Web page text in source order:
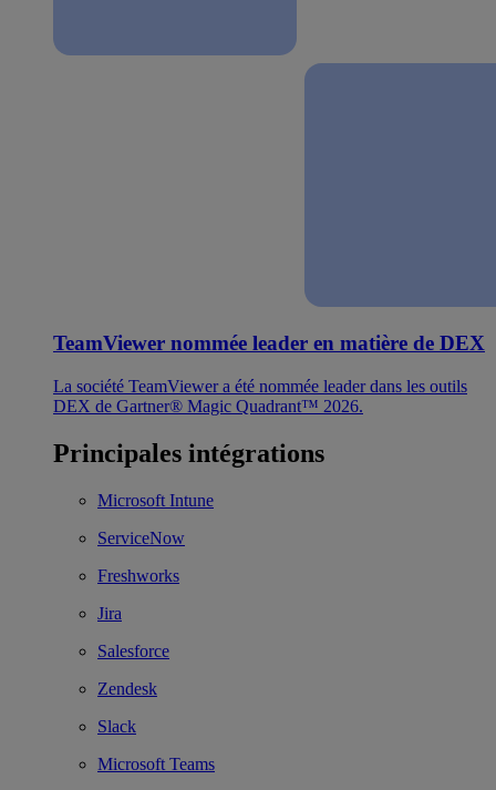
TeamViewer nommée leader en matière de DEX
La société TeamViewer a été nommée leader dans les outils
DEX de Gartner® Magic Quadrant™ 2026.
Principales intégrations
Microsoft Intune
ServiceNow
Freshworks
Jira
Salesforce
Zendesk
Slack
Microsoft Teams